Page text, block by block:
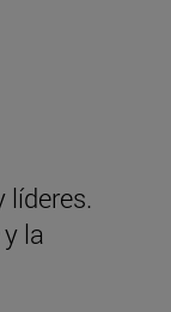
líderes.
y la